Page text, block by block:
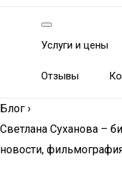
Услуги и цены
Отзывы
Блог ›
Светлана Суханова –
новости,